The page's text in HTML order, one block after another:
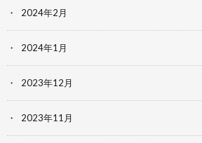
2024年2月
2024年1月
2023年12月
2023年11月